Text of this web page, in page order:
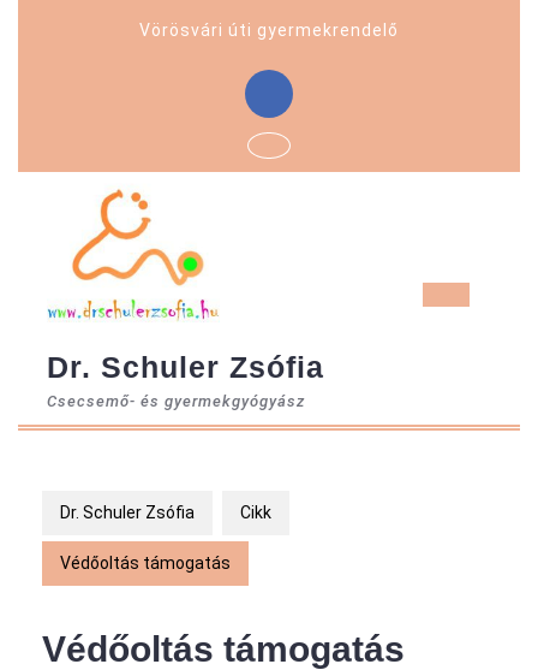
Vörösvári úti gyermekrendelő
Facebook
Dr. Schuler Zsófia
Csecsemő- és gyermekgyógyász
Dr. Schuler Zsófia Cikk
Védőoltás támogatás
Védőoltás támogatás